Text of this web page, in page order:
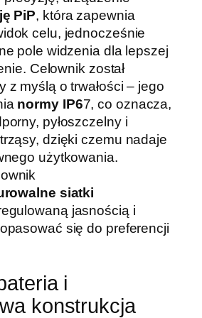
PiP, która zapewnia
celu, jednocześnie
pole widzenia dla lepszej
Celownik został
z myślą o trwałości – jego
normy IP67, co oznacza,
pyłoszczelny i
dzięki czemu nadaje
użytkowania.
siatki
jasnością i
się do preferencji
i
konstrukcja